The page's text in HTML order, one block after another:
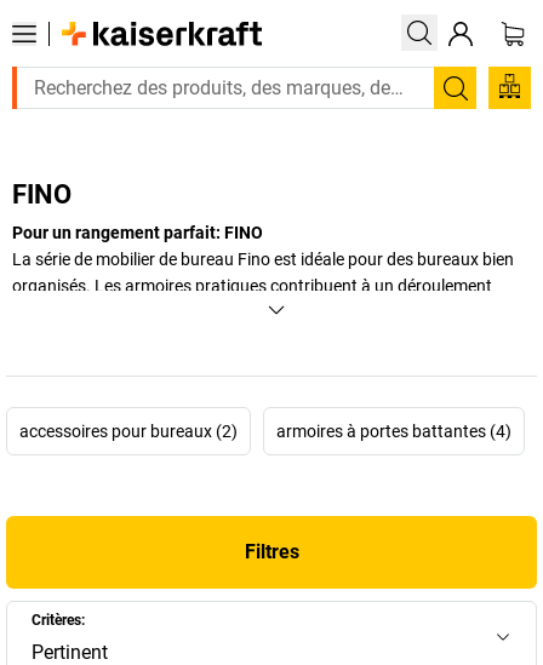
FINO
Pour un rangement parfait: FINO
La série de mobilier de bureau Fino est idéale pour des bureaux bien
organisés. Les armoires pratiques contribuent à un déroulement
structuré des étapes professionnelles.
accessoires pour bureaux (2) armoires à portes battantes (4)
Filtres
Critères:
Pertinent